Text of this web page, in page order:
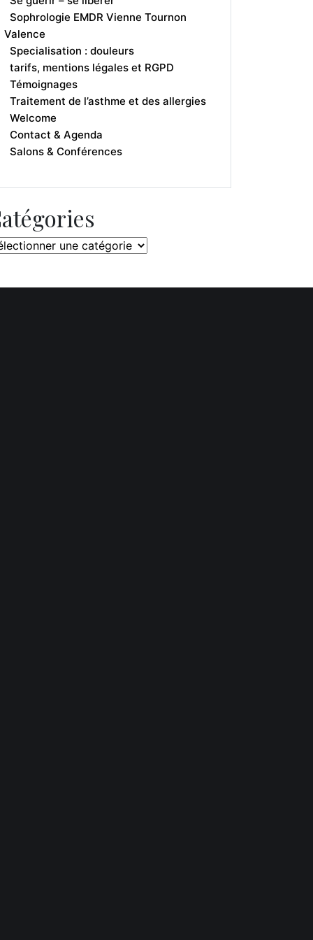
Sophrologie EMDR Vienne Tournon
Valence
Specialisation : douleurs
tarifs, mentions légales et RGPD
Témoignages
Traitement de l’asthme et des allergies
Welcome
Contact & Agenda
Salons & Conférences